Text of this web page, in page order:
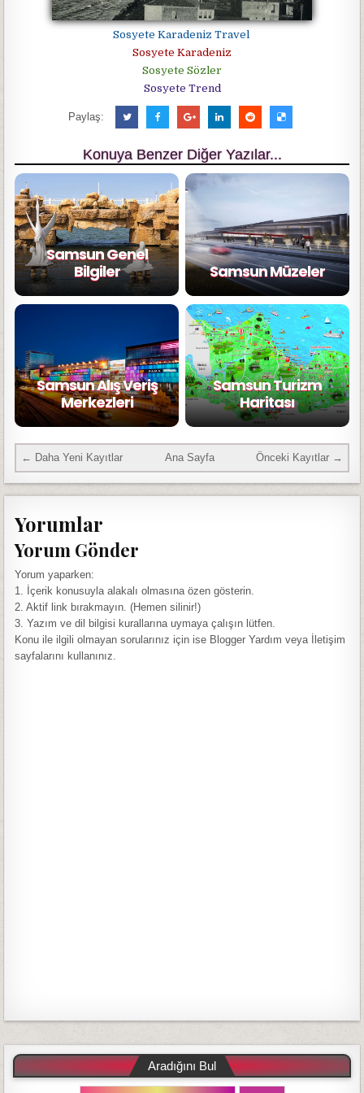
Sosyete Karadeniz Travel
Sosyete Karadeniz
Sosyete Sözler
Sosyete Trend
Paylaş:
Konuya Benzer Diğer Yazılar...
Samsun Genel
Bilgiler
Samsun Müzeler
Samsun Alış Veriş
Merkezleri
Samsun Turizm
Haritası
← Daha Yeni Kayıtlar Önceki Kayıtlar →
Ana Sayfa
Yorumlar
Yorum Gönder
Yorum yaparken:
1. İçerik konusuyla alakalı olmasına özen gösterin.
2. Aktif link bırakmayın. (Hemen silinir!)
3. Yazım ve dil bilgisi kurallarına uymaya çalışın lütfen.
Konu ile ilgili olmayan sorularınız için ise Blogger Yardım veya İletişim
sayfalarını kullanınız.
Aradığını Bul